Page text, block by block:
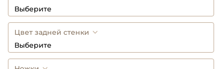
Выберите
Цвет задней стенки
Выберите